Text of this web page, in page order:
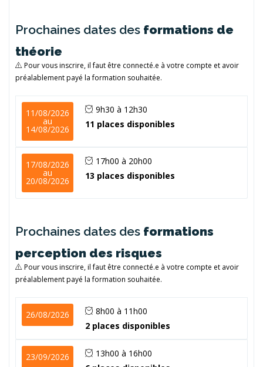
Prochaines dates des formations de
théorie
Pour vous inscrire, il faut être connecté.e à votre compte et avoir
préalablement payé la formation souhaitée.
11/08/2026
au
14/08/2026
9h30 à 12h30
11 places disponibles
17/08/2026
au
20/08/2026
17h00 à 20h00
13 places disponibles
Prochaines dates des formations
perception des risques
Pour vous inscrire, il faut être connecté.e à votre compte et avoir
préalablement payé la formation souhaitée.
26/08/2026
8h00 à 11h00
2 places disponibles
23/09/2026
13h00 à 16h00